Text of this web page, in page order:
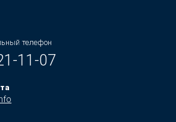
телефон
11-07